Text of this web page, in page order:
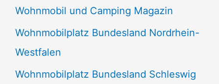
Wohnmobil und Camping Magazin
Wohnmobilplatz Bundesland Nordrhein-
Westfalen
Wohnmobilplatz Bundesland Schleswig